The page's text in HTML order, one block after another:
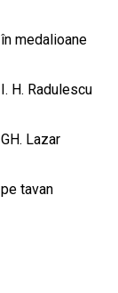
în medalioane
I. H. Radulescu
GH. Lazar
pe tavan